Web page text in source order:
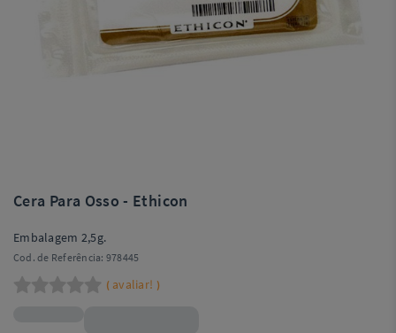
Cera Para Osso - Ethicon
Embalagem 2,5g.
Cod. de Referência: 978445
( avaliar! )